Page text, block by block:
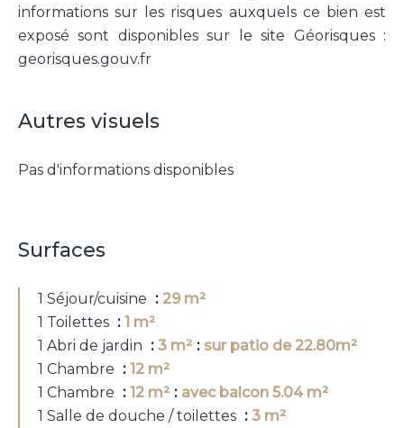
informations sur les risques auxquels ce bien est
exposé sont disponibles sur le site Géorisques :
georisques.gouv.fr
Autres visuels
Pas d'informations disponibles
Surfaces
1 Séjour/cuisine
29 m²
1 Toilettes
1 m²
1 Abri de jardin
3 m²
sur patio de 22.80m²
1 Chambre
12 m²
1 Chambre
12 m²
avec balcon 5.04 m²
1 Salle de douche / toilettes
3 m²